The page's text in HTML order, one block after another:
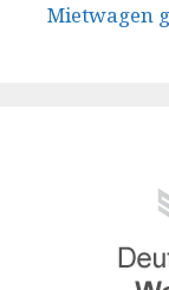
Mietwagen